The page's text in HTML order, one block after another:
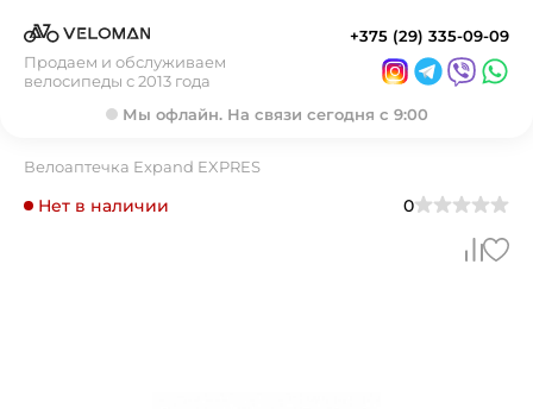
Продаем и обслуживаем
велосипеды с 2013 года
+375 (29) 335-09-09
Мы офлайн. На связи сегодня с 9:00
Велоаптечка Expand EXPRES
Нет в наличии 0